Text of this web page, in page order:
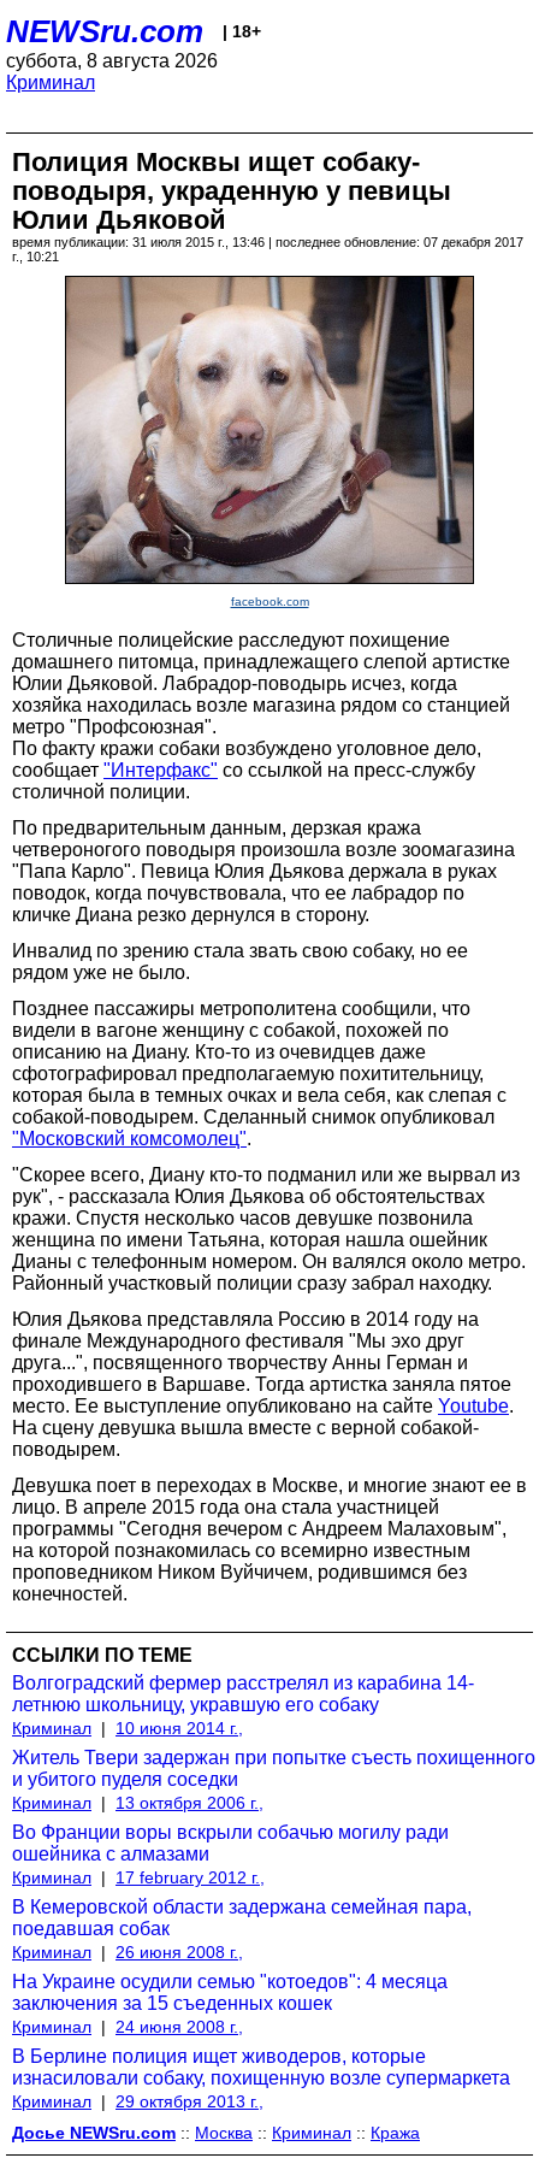
NEWSru.com | 18+
суббота, 8 августа 2026
Криминал
Полиция Москвы ищет собаку-
поводыря, украденную у певицы
Юлии Дьяковой
время публикации: 31 июля 2015 г., 13:46 | последнее обновление: 07 декабря 2017
г., 10:21
facebook.com
Столичные полицейские расследуют похищение
домашнего питомца, принадлежащего слепой артистке
Юлии Дьяковой. Лабрадор-поводырь исчез, когда
хозяйка находилась возле магазина рядом со станцией
метро "Профсоюзная".
По факту кражи собаки возбуждено уголовное дело,
сообщает "Интерфакс" со ссылкой на пресс-службу
столичной полиции.
По предварительным данным, дерзкая кража
четвероногого поводыря произошла возле зоомагазина
"Папа Карло". Певица Юлия Дьякова держала в руках
поводок, когда почувствовала, что ее лабрадор по
кличке Диана резко дернулся в сторону.
Инвалид по зрению стала звать свою собаку, но ее
рядом уже не было.
Позднее пассажиры метрополитена сообщили, что
видели в вагоне женщину с собакой, похожей по
описанию на Диану. Кто-то из очевидцев даже
сфотографировал предполагаемую похитительницу,
которая была в темных очках и вела себя, как слепая с
собакой-поводырем. Сделанный снимок опубликовал
"Московский комсомолец".
"Скорее всего, Диану кто-то подманил или же вырвал из
рук", - рассказала Юлия Дьякова об обстоятельствах
кражи. Спустя несколько часов девушке позвонила
женщина по имени Татьяна, которая нашла ошейник
Дианы с телефонным номером. Он валялся около метро.
Районный участковый полиции сразу забрал находку.
Юлия Дьякова представляла Россию в 2014 году на
финале Международного фестиваля "Мы эхо друг
друга...", посвященного творчеству Анны Герман и
проходившего в Варшаве. Тогда артистка заняла пятое
место. Ее выступление опубликовано на сайте Youtube.
На сцену девушка вышла вместе с верной собакой-
поводырем.
Девушка поет в переходах в Москве, и многие знают ее в
лицо. В апреле 2015 года она стала участницей
программы "Сегодня вечером с Андреем Малаховым",
на которой познакомилась со всемирно известным
проповедником Ником Вуйчичем, родившимся без
конечностей.
ССЫЛКИ ПО ТЕМЕ
Волгоградский фермер расстрелял из карабина 14-
летнюю школьницу, укравшую его собаку
Криминал | 10 июня 2014 г.,
Житель Твери задержан при попытке съесть похищенного
и убитого пуделя соседки
Криминал | 13 октября 2006 г.,
Во Франции воры вскрыли собачью могилу ради
ошейника с алмазами
Криминал | 17 february 2012 г.,
В Кемеровской области задержана семейная пара,
поедавшая собак
Криминал | 26 июня 2008 г.,
На Украине осудили семью "котоедов": 4 месяца
заключения за 15 съеденных кошек
Криминал | 24 июня 2008 г.,
В Берлине полиция ищет живодеров, которые
изнасиловали собаку, похищенную возле супермаркета
Криминал |
29 октября 2013 г.,
Досье NEWSru.com :: Москва :: Криминал :: Кража